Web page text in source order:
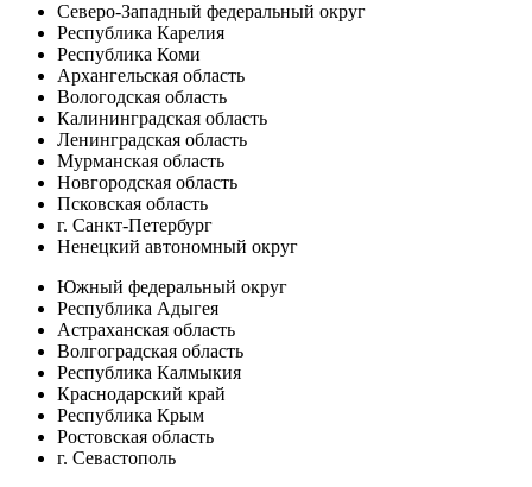
Северо-Западный федеральный округ
Республика Карелия
Республика Коми
Архангельская область
Вологодская область
Калининградская область
Ленинградская область
Мурманская область
Новгородская область
Псковская область
г. Санкт-Петербург
Ненецкий автономный округ
Южный федеральный округ
Республика Адыгея
Астраханская область
Волгоградская область
Республика Калмыкия
Краснодарский край
Республика Крым
Ростовская область
г. Севастополь